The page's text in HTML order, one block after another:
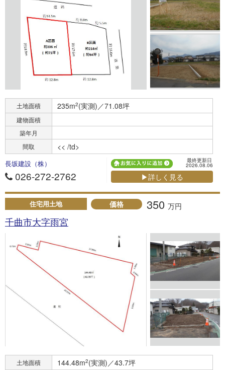
土地面積 235m2(実測)／71.08坪
建物面積
築年月
間取
<< /td>
長坂建設（株）
026-272-2762
最終更新日
2026.08.06
▶詳しく見る
住宅用土地 価格 350 万円
千曲市大字雨宮
土地面積 144.48m2(実測)／43.7坪